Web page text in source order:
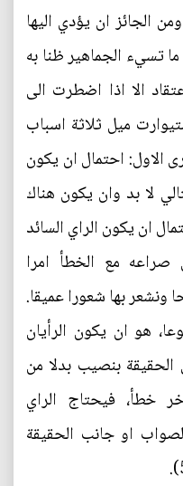
الجائز ان يؤدي اليها
ما تسيء الجماهير ظنا به
الا اذا اضطرت الى
جون ستيوارت ميل ثلاثة اسباب
الاول: احتمال ان يكون
لا بد وان يكون هناك
ان يكون الراي السائد
صراعه مع الخطأ امرا
ونشعر بها شعورا عميقا.
هو ان يكون الرأيان
بنصيب بدلا من
خطأ، فيحتاج الراي
او جانب الحقيقة